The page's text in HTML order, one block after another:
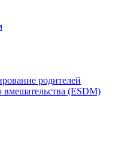
родителей
вмешательства (ESDM)